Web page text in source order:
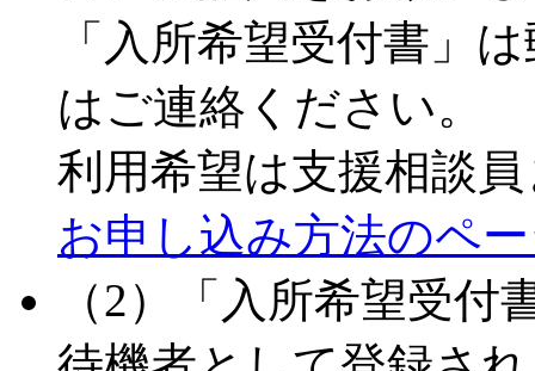
「入所希望受付書」
はご連絡ください。
利用希望は支援相談
お申し込み方法のペ
（2）「入所希望受